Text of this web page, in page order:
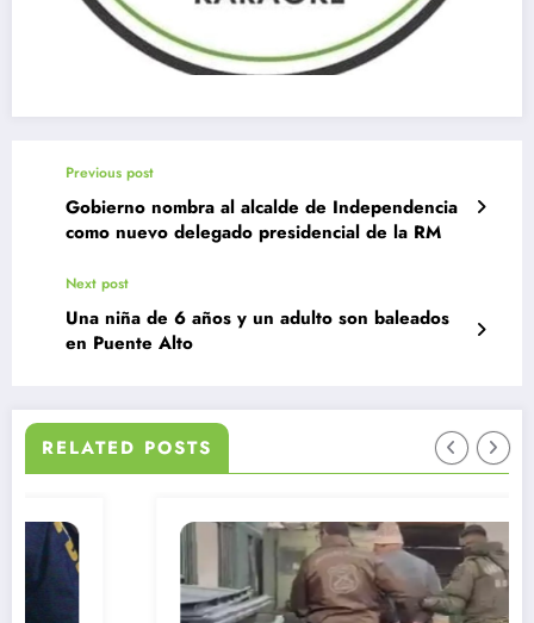
Previous post
Gobierno nombra al alcalde de Independencia
como nuevo delegado presidencial de la RM
Next post
Una niña de 6 años y un adulto son baleados
en Puente Alto
RELATED POSTS